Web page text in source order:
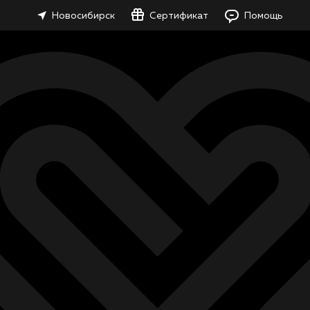
Новосибирск Сертификат Помощь